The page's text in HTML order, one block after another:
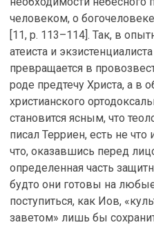
человеком, о
[11, p. 113–114]. Так, в
атеиста и
превращается в
роде предтечу Христа, а в
христианского
становится ясным, что
писал Терриен, есть не что
что, оказавшись перед
определенная часть
будто они готовы на
поступиться, как Иов,
заветом» лишь бы